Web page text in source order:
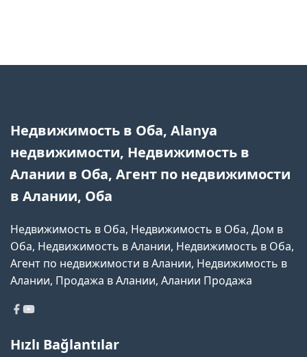
Недвижимость в Оба, Alanya
недвижимости, Недвижимость в
Алании в Оба, Агент по недвижимости
в Алании, Оба
Недвижимость в Оба, Недвижимость в Оба, Дом в
Оба, Недвижимость в Алании, Недвижимость в Оба,
Агент по недвижимости в Алании, Недвижимость в
Алании, Продажа в Алании, Алании Продажа
Hızlı Bağlantılar